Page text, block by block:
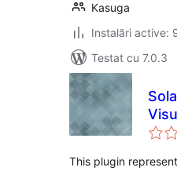
Kasuga
Instalări active:
Testat cu 7.0.3
This plugin